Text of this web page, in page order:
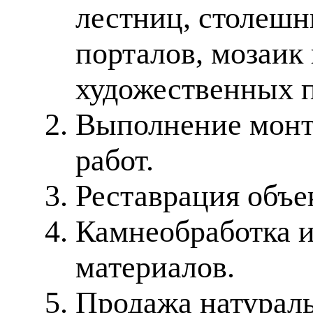
лестниц,
порталов,
художественных
Выполнение
работ.
Реставрация
Камнеобработка
материалов.
Продажа